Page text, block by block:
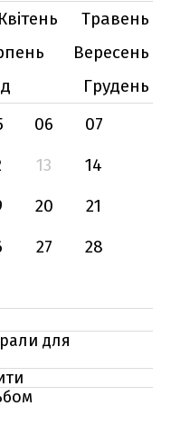
Квітень
Травень
Вересень
Грудень
06
07
13
14
20
21
27
28
для